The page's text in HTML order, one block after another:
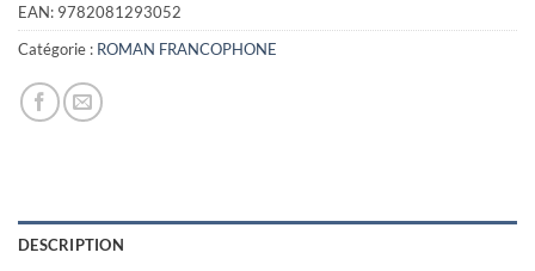
EAN: 9782081293052
Catégorie : ROMAN FRANCOPHONE
DESCRIPTION